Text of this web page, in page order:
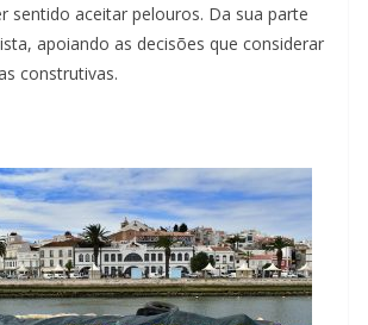
sentido aceitar pelouros. Da sua parte
apoiando as decisões que considerar
construtivas.